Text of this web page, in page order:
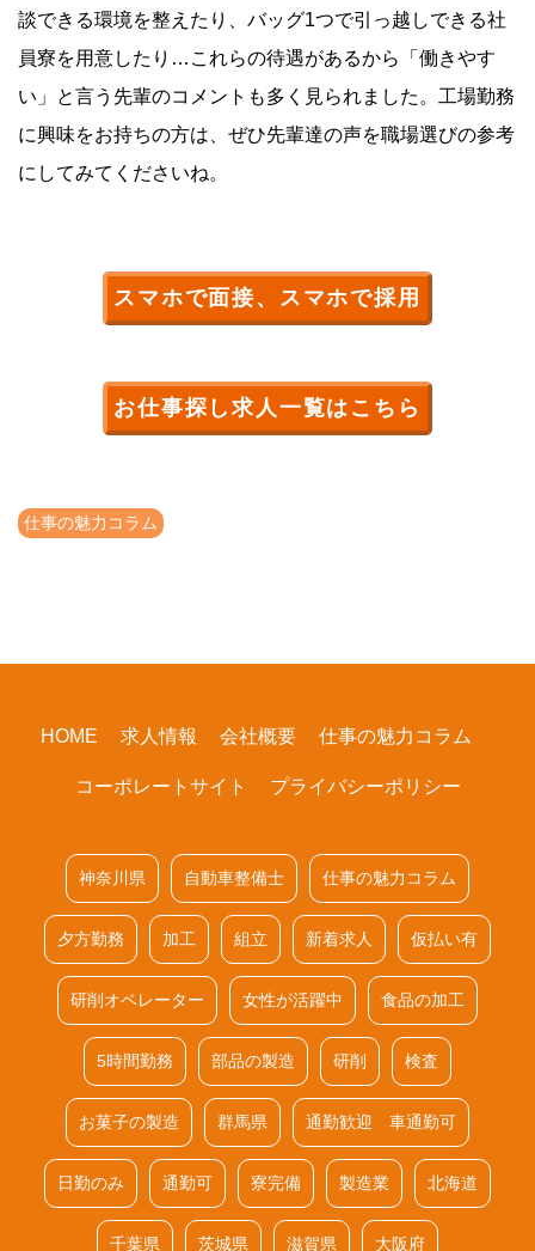
談できる環境を整えたり、バッグ1つで引っ越しできる社
員寮を用意したり…これらの待遇があるから「働きやす
い」と言う先輩のコメントも多く見られました。工場勤務
に興味をお持ちの方は、ぜひ先輩達の声を職場選びの参考
にしてみてくださいね。
スマホで面接、スマホで採用
お仕事探し求人一覧はこちら
仕事の魅力コラム
HOME 求人情報 会社概要 仕事の魅力コラム
コーポレートサイト プライバシーポリシー
神奈川県 自動車整備士 仕事の魅力コラム
夕方勤務 加工 組立 新着求人 仮払い有
研削オペレーター 女性が活躍中 食品の加工
5時間勤務 部品の製造 研削 検査
お菓子の製造 群馬県 通勤歓迎 車通勤可
日勤のみ 通勤可 寮完備 製造業 北海道
千葉県 茨城県 滋賀県 大阪府